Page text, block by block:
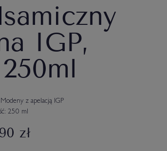
IGP,
z apelacją IGP
250 ml
zł